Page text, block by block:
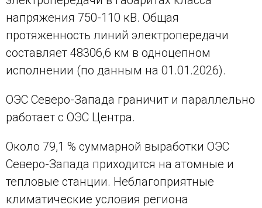
напряжения 750-110 кВ. Общая
протяженность линий электропередачи
составляет 48306,6 км в одноцепном
исполнении (по данным на 01.01.2026).
ОЭС Северо-Запада граничит и параллельно
работает с ОЭС Центра.
Около 79,1 % суммарной выработки ОЭС
Северо-Запада приходится на атомные и
тепловые станции. Неблагоприятные
климатические условия региона